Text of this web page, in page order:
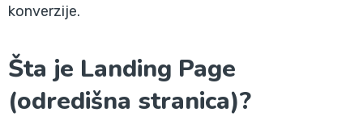
konverzije.
Šta je Landing Page
(odredišna stranica)?